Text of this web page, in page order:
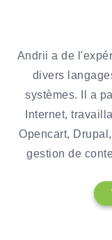
Andrii a de
divers
systèmes. Il a
Internet,
Opencart,
gestion de